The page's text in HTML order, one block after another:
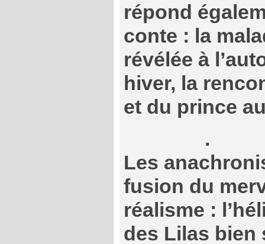
répond
conte : la
révélée à
hiver, la
et du prince
.
Les
fusion du
réalisme :
des Lilas bien